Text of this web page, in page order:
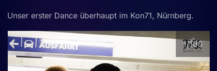
Unser erster Dance überhaupt im Kon71, Nürnberg.
1/100